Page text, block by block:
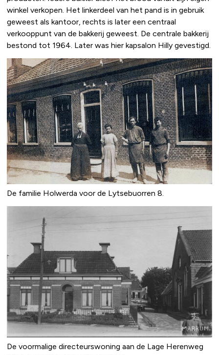
winkel verkopen. Het linkerdeel van het pand is in gebruik
geweest als kantoor, rechts is later een centraal
verkooppunt van de bakkerij geweest. De centrale bakkerij
bestond tot 1964. Later was hier kapsalon Hilly gevestigd.
De familie Holwerda voor de Lytsebuorren 8.
De voormalige directeurswoning aan de Lage Herenweg